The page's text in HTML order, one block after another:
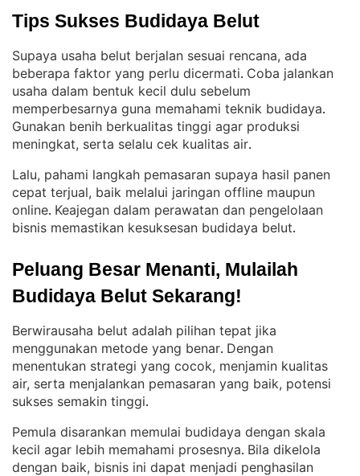
Tips Sukses Budidaya Belut
Supaya usaha belut berjalan sesuai rencana, ada
beberapa faktor yang perlu dicermati. Coba jalankan
usaha dalam bentuk kecil dulu sebelum
memperbesarnya guna memahami teknik budidaya
Gunakan benih berkualitas tinggi agar produksi
meningkat, serta selalu cek kualitas air.
Lalu, pahami langkah pemasaran supaya hasil panen
cepat terjual, baik melalui jaringan offline maupun
online. Keajegan dalam perawatan dan pengelolaan
bisnis memastikan kesuksesan budidaya belut.
Peluang Besar Menanti, Mulailah
Budidaya Belut Sekarang!
Berwirausaha belut adalah pilihan tepat jika
menggunakan metode yang benar. Dengan
menentukan strategi yang cocok, menjamin kualitas
air, serta menjalankan pemasaran yang baik, potensi
sukses semakin tinggi.
Pemula disarankan memulai budidaya dengan skala
kecil agar lebih memahami prosesnya. Bila dikelola
dengan baik, bisnis ini dapat menjadi penghasilan